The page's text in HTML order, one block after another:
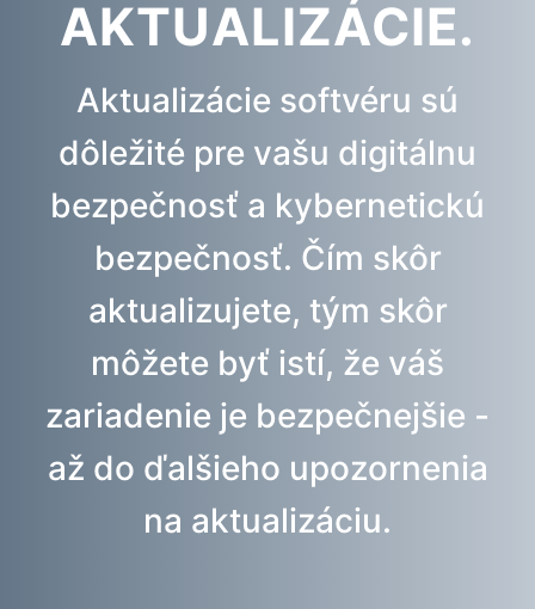
AKTUALIZÁCIE.
Aktualizácie softvéru sú
dôležité pre vašu digitálnu
bezpečnosť a kybernetickú
bezpečnosť. Čím skôr
aktualizujete, tým skôr
môžete byť istí, že váš
zariadenie je bezpečnejšie -
až do ďalšieho upozornenia
na aktualizáciu.